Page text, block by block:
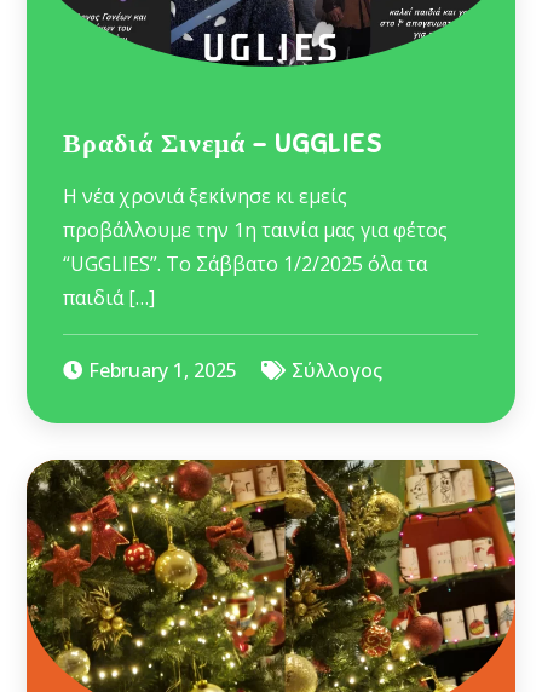
Βραδιά Σινεμά – UGGLIES
Η νέα χρονιά ξεκίνησε κι εμείς
προβάλλουμε την 1η ταινία μας για φέτος
“UGGLIES”. Το Σάββατο 1/2/2025 όλα τα
παιδιά […]
February 1, 2025 Σύλλογος